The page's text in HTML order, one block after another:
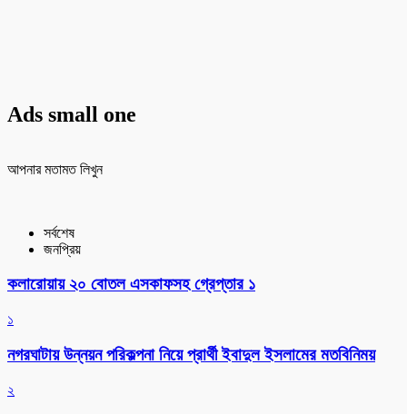
Ads small one
আপনার মতামত লিখুন
সর্বশেষ
জনপ্রিয়
কলারোয়ায় ২০ বোতল এসকাফসহ গ্রেপ্তার ১
১
নগরঘাটায় উন্নয়ন পরিকল্পনা নিয়ে প্রার্থী ইবাদুল ইসলামের মতবিনিময়
২